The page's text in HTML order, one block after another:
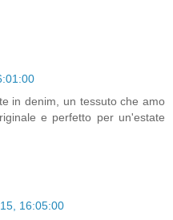
in denim, un tessuto che amo
e perfetto per un'estate
16:05:00